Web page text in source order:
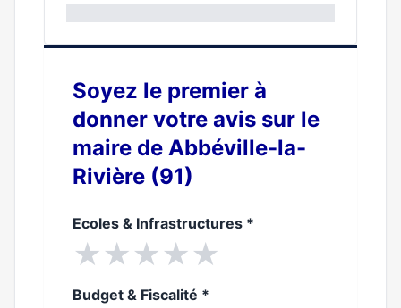
Soyez le premier à
donner votre avis sur le
maire de Abbéville-la-
Rivière (91)
Ecoles & Infrastructures *
★★★★★
Budget & Fiscalité *